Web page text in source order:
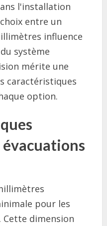
l'installation
entre un
influence
système
mérite une
caractéristiques
option.
pour les
Cette dimension